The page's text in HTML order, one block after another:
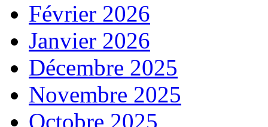
Février 2026
Janvier 2026
Décembre 2025
Novembre 2025
Octobre 2025